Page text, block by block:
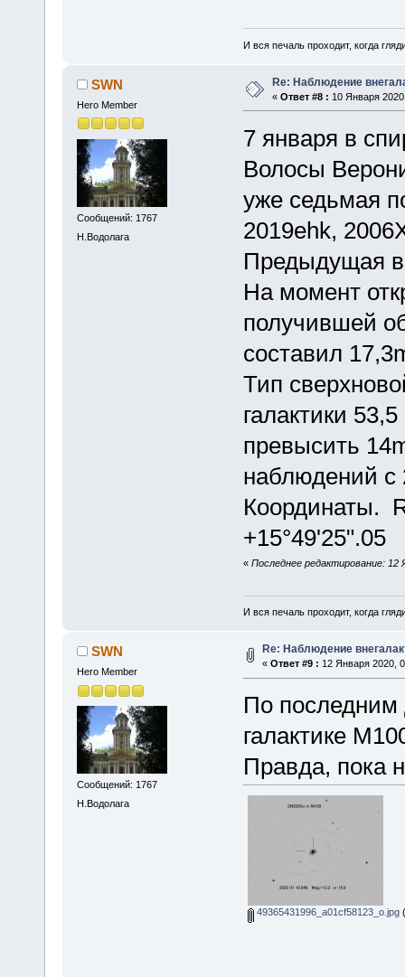
И вся печаль проходит, когда
SWN
Hero Member
Сообщений: 1767
Н.Водолага
Re: Наблюдение
« Ответ #8 : 10 Января
7 января в
Волосы
уже седьмая
2019ehk,
Предыдущая
На момент
получившей
составил
Тип
галактики
превысить
наблюдений с
Координаты.
+15°49'25".05
« Последнее редактирование: 12
И вся печаль проходит, когда
SWN
Hero Member
Сообщений: 1767
Н.Водолага
Re: Наблюдение
« Ответ #9 : 12 Января 2020,
По последним
галактике
Правда, пока
49365431996_a01cf58123_o.jpg